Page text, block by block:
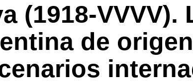
(1918-VVVV).
de